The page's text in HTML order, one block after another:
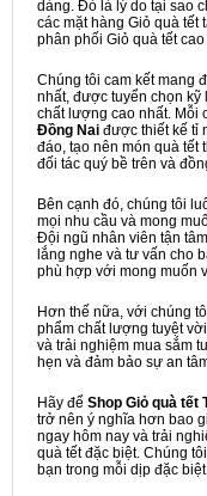
dàng. Đó là lý do tại sao
các mặt hàng Giỏ quà tết
phân phối Giỏ quà tết
Chúng tôi cam kết mang
nhất, được tuyển chọn
chất lượng cao nhất. Mỗi
Đồng Nai được thiết kế tỉ
đáo, tạo nên món quà tết
đối tác quý bề trên và
Bên cạnh đó, chúng tôi
mọi nhu cầu và mong
Đội ngũ nhân viên tận
lắng nghe và tư vấn cho
phù hợp với mong muốn
Hơn thế nữa, với chúng
phẩm chất lượng tuyệt
và trải nghiệm mua sắm
hẹn và đảm bảo sự an
Hãy để Shop Giỏ quà tết
trở nên ý nghĩa hơn bao
ngay hôm nay và trải
quà tết đặc biệt. Chúng
bạn trong mỗi dịp đặc